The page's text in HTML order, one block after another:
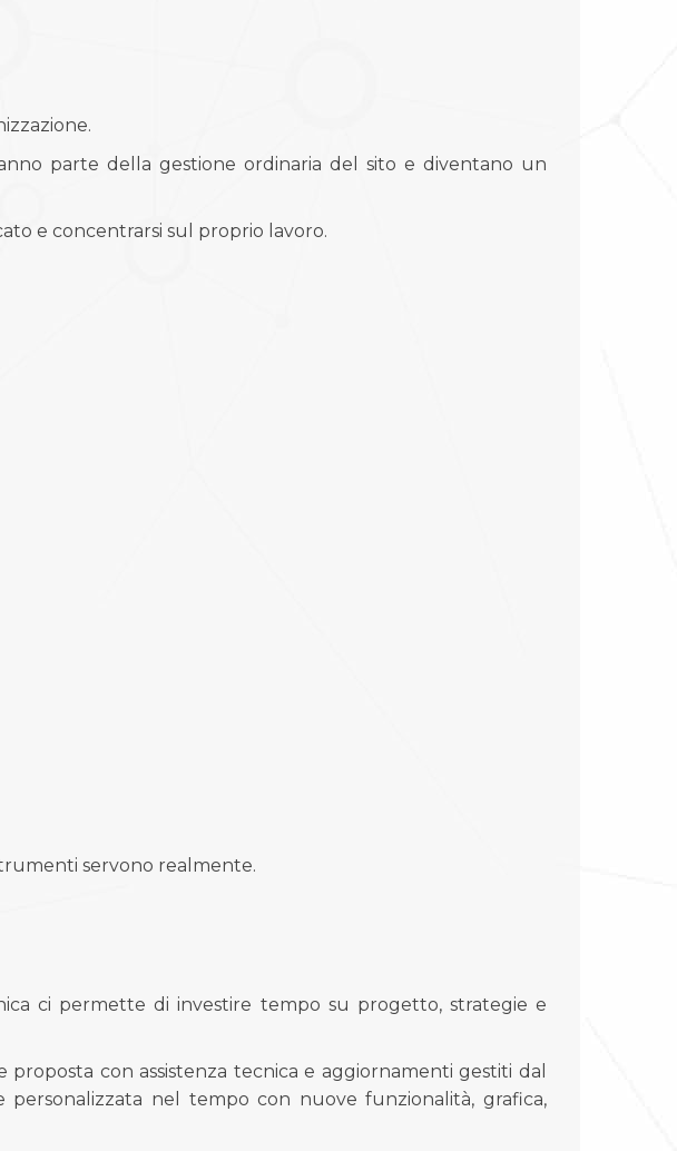
parte della gestione ordinaria del sito e diventano un
e concentrarsi sul proprio lavoro.
servono realmente.
ci permette di investire tempo su progetto, strategie e
con assistenza tecnica e aggiornamenti gestiti dal
nel tempo con nuove funzionalità, grafica,